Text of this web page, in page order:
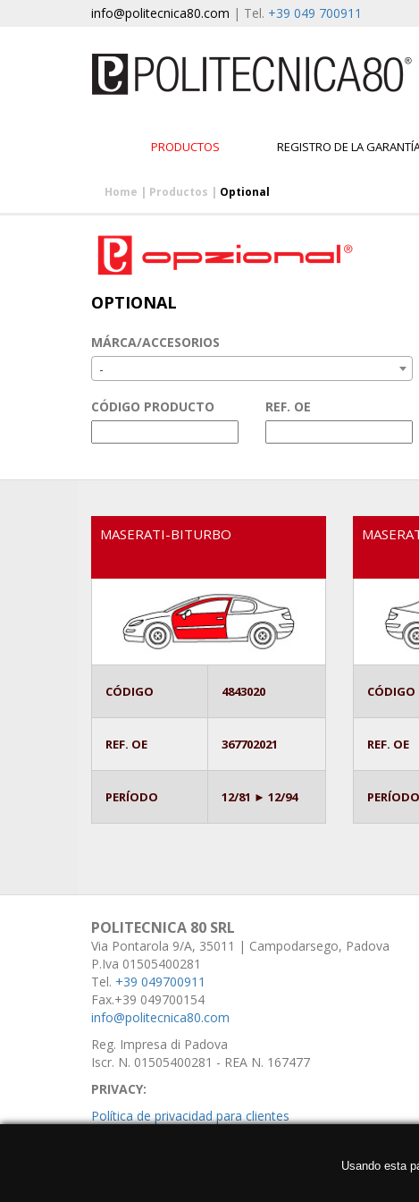
info@politecnica80.com | Tel. +39 049 700911
PRODUCTOS REGISTRO DE LA
Home | Productos | Optional
OPTIONAL
MÁRCA/ACCESORIOS
-
CÓDIGO PRODUCTO REF. OE
MASERATI-BITURBO
CÓDIGO 4843020
REF. OE 367702021
PERÍODO 12/81 ► 12/94
CÓDIGO
REF. OE
PERÍODO
POLITECNICA 80 SRL
Via Pontarola 9/A, 35011 | Campodarsego, Padova
P.Iva 01505400281
Tel. +39 049700911
Fax.+39 049700154
info@politecnica80.com
Reg. Impresa di Padova
Iscr. N. 01505400281 - REA N. 167477
PRIVACY:
Política de privacidad para clientes
Usando esta